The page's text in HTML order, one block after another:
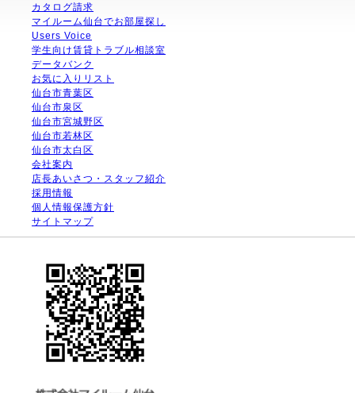
カタログ請求
マイルーム仙台でお部屋探し
Users Voice
学生向け賃貸トラブル相談室
データバンク
お気に入りリスト
仙台市青葉区
仙台市泉区
仙台市宮城野区
仙台市若林区
仙台市太白区
会社案内
店長あいさつ・スタッフ紹介
採用情報
個人情報保護方針
サイトマップ